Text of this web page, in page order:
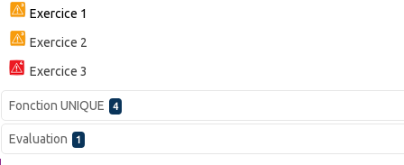
Exercice 1
Exercice 2
Exercice 3
Fonction UNIQUE 4
Evaluation 1